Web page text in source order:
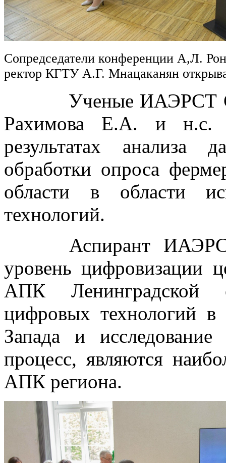
Сопредседатели конференции А,Л.
ректор КГТУ А.Г. Мнацаканян
Ученые ИАЭРСТ
Рахимова Е.А. и н.с.
результатах
обработки опроса
области в области
технологий.
Аспирант ИАЭРСТ
уровень цифровизации
АПК Ленинградской
цифровых технологий
Запада и
процесс, являются
АПК региона.